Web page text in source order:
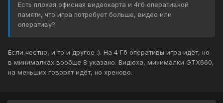
Есть плохая офисная видеокарта и 4гб оперативной
памяти, что игра потребует больше, видео или
оперативу?
Если честно, и то и другое :). На 4 Гб оперативы игра идёт, но
в минималках вообще 8 указано. Видюха, минималки GTX660,
на меньших говорят идёт, но хреново.